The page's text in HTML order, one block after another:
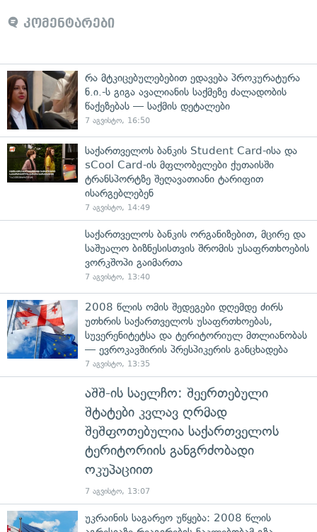
კომენტარები
რა მტკიცებულებებით ედავება პროკურატურა
ნ.ი.-ს გიგა ავალიანის საქმეზე ძალადობის
წაქეზებას — საქმის დეტალები
7 აგვისტო, 16:50
საქართველოს ბანკის Student Card-ისა და
sCool Card-ის მფლობელები ქუთაისში
ტრანსპორტზე შეღავათიანი ტარიფით
ისარგებლებენ
7 აგვისტო, 14:49
საქართველოს ბანკის ორგანიზებით, მცირე და
საშუალო ბიზნესისთვის შრომის უსაფრთხოების
ვორკშოპი გაიმართა
7 აგვისტო, 13:40
2008 წლის ომის შედეგები დღემდე ძირს
უთხრის საქართველოს უსაფრთხოებას,
სუვერენიტეტსა და ტერიტორიულ მთლიანობას
— ევროკავშირის პრესპიკერის განცხადება
7 აგვისტო, 13:35
აშშ-ის საელჩო: შეერთებული
შტატები კვლავ ღრმად
შეშფოთებულია საქართველოს
ტერიტორიის განგრძობადი
ოკუპაციით
7 აგვისტო, 13:07
უკრაინის საგარეო უწყება: 2008 წლის